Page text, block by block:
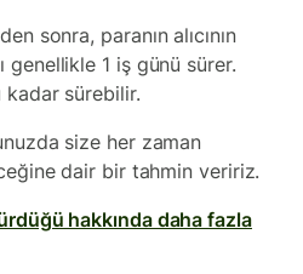
sonra, paranın alıcının
genellikle 1 iş günü sürer.
sürebilir.
size her zaman
dair bir tahmin veririz.
hakkında daha fazla